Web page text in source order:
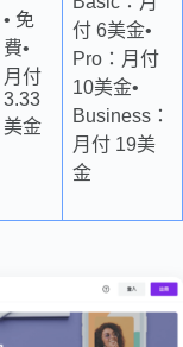
• 免
費•
月付
3.33
美金
付 6美金•
Pro：月付
10美金•
Business：
月付 19美
金